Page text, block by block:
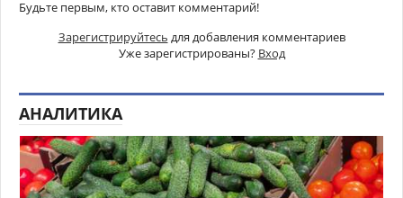
Будьте первым, кто оставит комментарий!
Зарегистрируйтесь для добавления комментариев
Уже зарегистрированы? Вход
АНАЛИТИКА